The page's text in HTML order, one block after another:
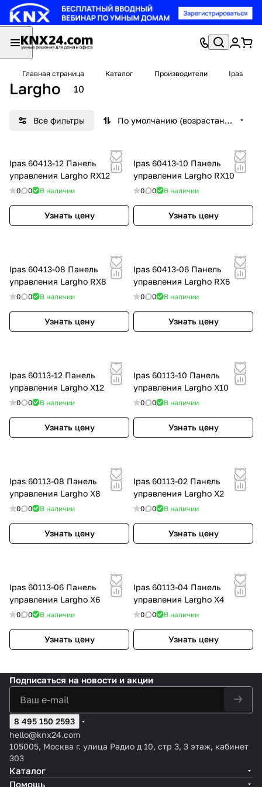
Главная страница Каталог Производители Ipas
Largho 10
Все фильтры По умолчанию (возрастание)
Ipas 60413-12 Панель
управления Largho RX12
0 0 В наличии
Узнать цену
Ipas 60413-10 Панель
управления Largho RX10
0 0 В наличии
Узнать цену
Ipas 60413-08 Панель
управления Largho RX8
0 0 В наличии
Узнать цену
Ipas 60413-06 Панель
управления Largho RX6
0 0 В наличии
Узнать цену
Ipas 60113-12 Панель
управления Largho X12
0 0 В наличии
Узнать цену
Ipas 60113-10 Панель
управления Largho X10
0 0 В наличии
Узнать цену
Ipas 60113-08 Панель
управления Largho X8
0 0 В наличии
Узнать цену
Ipas 60113-02 Панель
управления Largho X2
0 0 В наличии
Узнать цену
Ipas 60113-06 Панель
управления Largho X6
0 0 В наличии
Узнать цену
Ipas 60113-04 Панель
управления Largho X4
0 0 В наличии
Узнать цену
Подписаться на новости и акции
8 495 150 2593
hello@knx24.com
105005, Москва г. улица Радио д 10, стр 3, 3 этаж, кабинет
303
Каталог
Помощь